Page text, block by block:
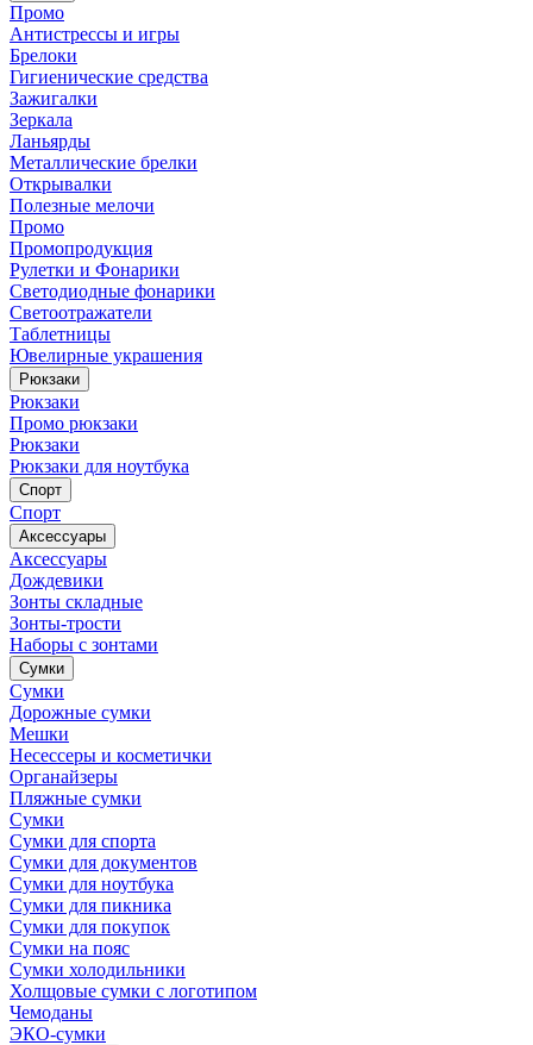
Промо
Антистрессы и игры
Брелоки
Гигиенические средства
Зажигалки
Зеркала
Ланьярды
Металлические брелки
Открывалки
Полезные мелочи
Промо
Промопродукция
Рулетки и Фонарики
Светодиодные фонарики
Светоотражатели
Таблетницы
Ювелирные украшения
Рюкзаки
Рюкзаки
Промо рюкзаки
Рюкзаки
Рюкзаки для ноутбука
Спорт
Спорт
Аксессуары
Аксессуары
Дождевики
Зонты складные
Зонты-трости
Наборы с зонтами
Сумки
Сумки
Дорожные сумки
Мешки
Несессеры и косметички
Органайзеры
Пляжные сумки
Сумки
Сумки для спорта
Сумки для документов
Сумки для ноутбука
Сумки для пикника
Сумки для покупок
Сумки на пояс
Сумки холодильники
Холщовые сумки с логотипом
Чемоданы
ЭКО-сумки